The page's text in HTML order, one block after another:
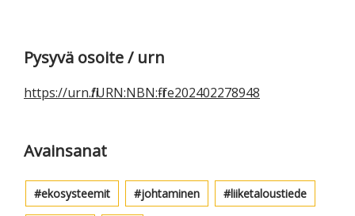
Ensisijainen
sivupalkki
Pysyvä osoite / urn
https://urn.fi/URN:NBN:fi-fe202402278948
Avainsanat
ekosysteemit johtaminen liiketaloustiede